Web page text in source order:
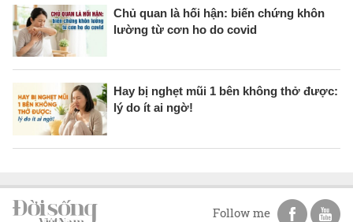
Chủ quan là hối hận: biến chứng khôn
lường từ cơn ho do covid
Hay bị nghẹt mũi 1 bên không thở được:
lý do ít ai ngờ!
Follow me